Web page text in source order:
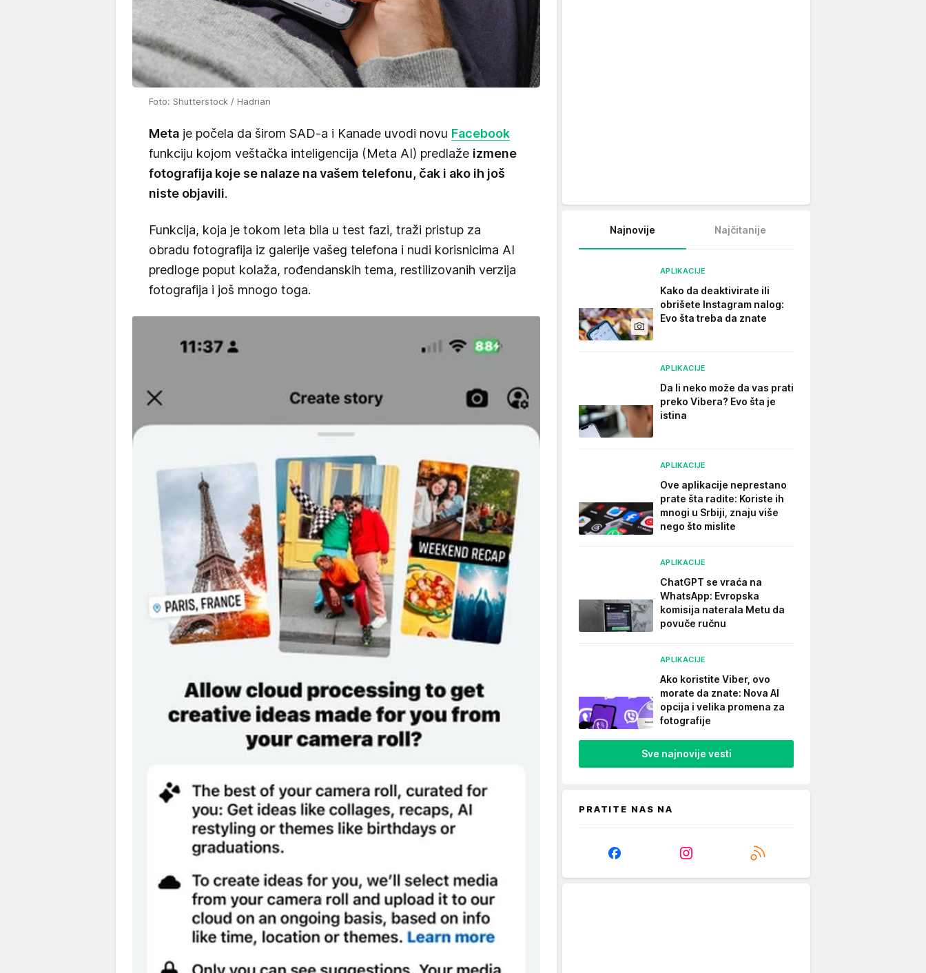
Foto: Shutterstock / Hadrian
Meta je počela da širom SAD-a i Kanade uvodi novu Facebook
funkciju kojom veštačka inteligencija (Meta AI) predlaže izmene
fotografija koje se nalaze na vašem telefonu, čak i ako ih još
niste objavili.
Funkcija, koja je tokom leta bila u test fazi, traži pristup za
obradu fotografija iz galerije vašeg telefona i nudi korisnicima AI
predloge poput kolaža, rođendanskih tema, restilizovanih verzija
fotografija i još mnogo toga.
Najnovije Najčitanije
APLIKACIJE
Kako da deaktivirate ili
obrišete Instagram nalog:
Evo šta treba da znate
APLIKACIJE
Da li neko može da vas prati
preko Vibera? Evo šta je
istina
APLIKACIJE
Ove aplikacije neprestano
prate šta radite: Koriste ih
mnogi u Srbiji, znaju više
nego što mislite
APLIKACIJE
ChatGPT se vraća na
WhatsApp: Evropska
komisija naterala Metu da
povuče ručnu
APLIKACIJE
Ako koristite Viber, ovo
morate da znate: Nova AI
opcija i velika promena za
fotografije
Sve najnovije vesti
PRATITE NAS NA